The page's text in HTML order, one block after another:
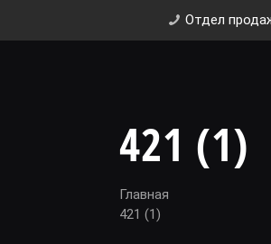
Отдел
421 (1)
Главная
421 (1)